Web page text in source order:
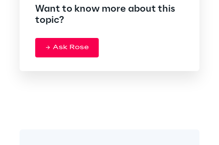
Want to know more about this
topic?
Ask Rose